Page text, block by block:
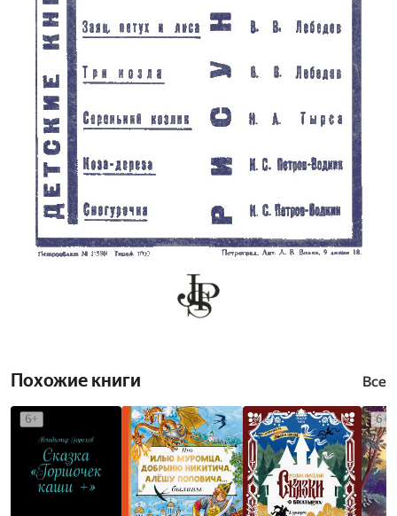
Похожие книги Все